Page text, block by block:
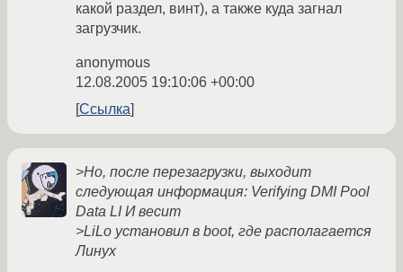
какой раздел, винт), а также куда загнал
загрузчик.
anonymous
12.08.2005 19:10:06 +00:00
Ссылка
>Но, после перезагрузки, выходит
следующая информация: Verifying DMI Pool
Data LI И весит
>LiLo установил в boot, где располагается
Линух